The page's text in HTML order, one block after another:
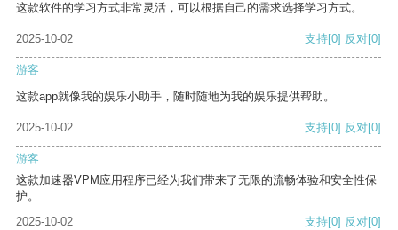
这款软件的学习方式非常灵活，可以根据自己的需求选择学习方式。
2025-10-02 支持[0] 反对[0]
游客
这款app就像我的娱乐小助手，随时随地为我的娱乐提供帮助。
2025-10-02 支持[0] 反对[0]
游客
这款加速器VPM应用程序已经为我们带来了无限的流畅体验和安全性保
护。
2025-10-02
支持[0] 反对[0]